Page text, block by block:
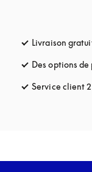
Livraison
Des options
Service client